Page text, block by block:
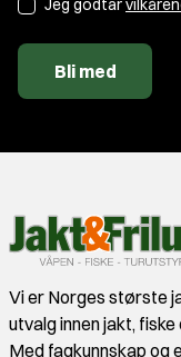
Jeg godtar
Bli med
Vi er Norges største
utvalg innen jakt,
Med fagkunnskap og